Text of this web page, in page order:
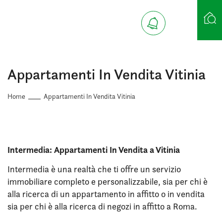
Ricerca case
Appartamenti In Vendita Vitinia
Home Appartamenti In Vendita Vitinia
Intermedia: Appartamenti In Vendita a Vitinia
Intermedia è una realtà che ti offre un servizio
immobiliare completo e personalizzabile, sia per chi è
alla ricerca di un appartamento in affitto o in vendita
sia per chi è alla ricerca di negozi in affitto a Roma.